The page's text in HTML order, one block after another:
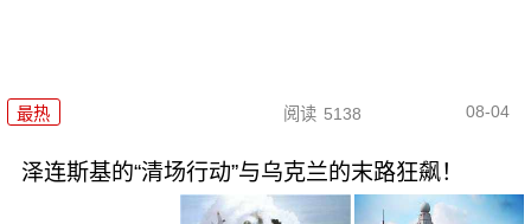
最热 阅读 5138 08-04
泽连斯基的“清场行动”与乌克兰的末路狂飙！